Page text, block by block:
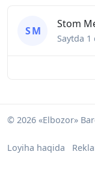
S M
Stom
Saytda 1
© 2026 «Elbozor»
Loyiha haqida